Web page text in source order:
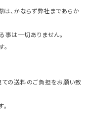
、かならず弊社まであらか
は一切ありません。
の送料のご負担をお願い致